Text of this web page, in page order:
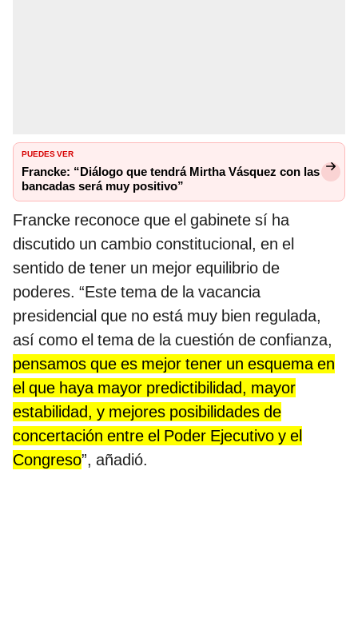
PUEDES VER
Francke: “Diálogo que tendrá Mirtha Vásquez con las
bancadas será muy positivo”
Francke reconoce que el gabinete sí ha
discutido un cambio constitucional, en el
sentido de tener un mejor equilibrio de
poderes. “Este tema de la vacancia
presidencial que no está muy bien regulada,
así como el tema de la cuestión de confianza,
pensamos que es mejor tener un esquema en
el que haya mayor predictibilidad, mayor
estabilidad, y mejores posibilidades de
concertación entre el Poder Ejecutivo y el
Congreso”, añadió.